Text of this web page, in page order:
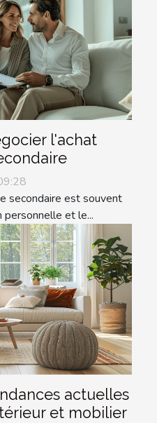
l'achat
secondaire est souvent
personnelle et le...
actuelles
et mobilier